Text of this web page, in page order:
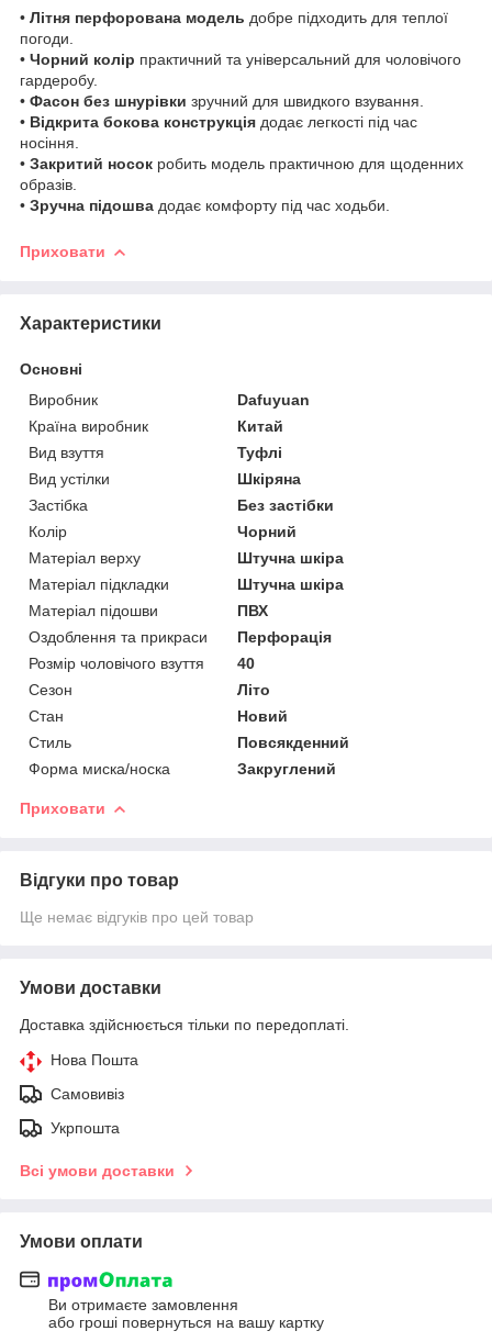
• Літня перфорована модель добре підходить для теплої
погоди.
• Чорний колір практичний та універсальний для чоловічого
гардеробу.
• Фасон без шнурівки зручний для швидкого взування.
• Відкрита бокова конструкція додає легкості під час
носіння.
• Закритий носок робить модель практичною для щоденних
образів.
• Зручна підошва додає комфорту під час ходьби.
Приховати
Характеристики
Основні
Виробник
Dafuyuan
Країна виробник
Китай
Вид взуття
Туфлі
Вид устілки
Шкіряна
Застібка
Без застібки
Колір
Чорний
Матеріал верху
Штучна шкіра
Матеріал підкладки
Штучна шкіра
Матеріал підошви
ПВХ
Оздоблення та прикраси
Перфорація
Розмір чоловічого взуття
40
Сезон
Літо
Стан
Новий
Стиль
Повсякденний
Форма миска/носка
Закруглений
Приховати
Відгуки про товар
Ще немає відгуків про цей товар
Умови доставки
Доставка здійснюється тільки по передоплаті.
Нова Пошта
Самовивіз
Укрпошта
Всі умови доставки
Умови оплати
Ви отримаєте замовлення
або гроші повернуться на вашу картку